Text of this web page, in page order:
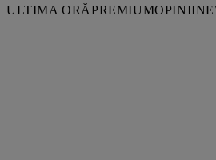
ULTIMA ORĂPREMIUMOPINII